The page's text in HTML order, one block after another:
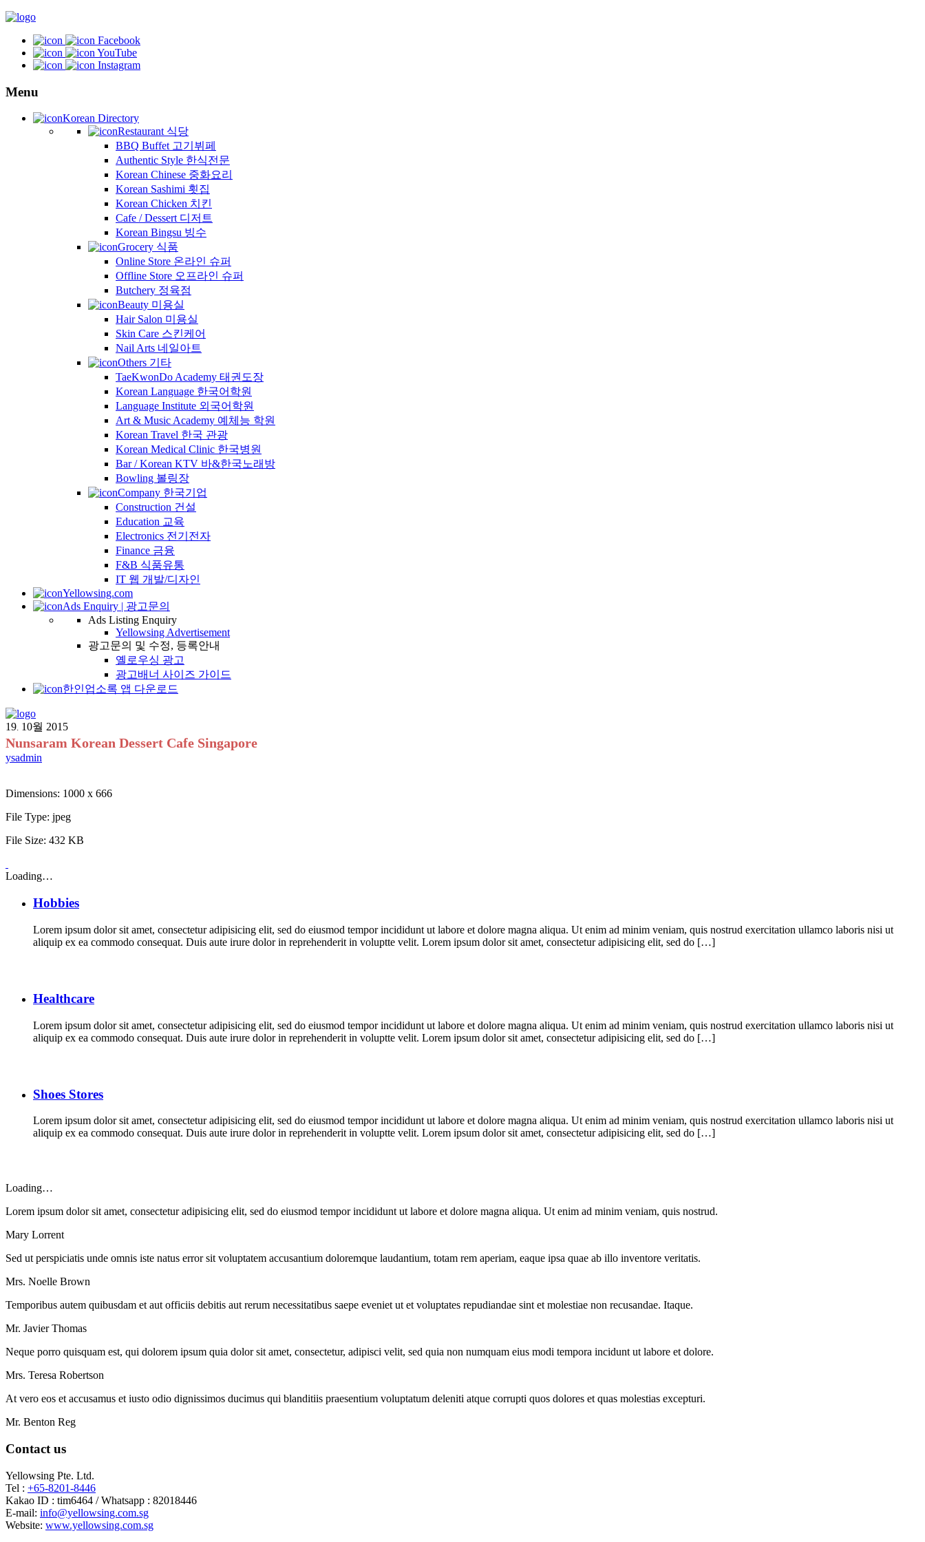
Facebook
YouTube
Instagram
Menu
Korean Directory
Restaurant 식당
BBQ Buffet 고기뷔페
Authentic Style 한식전문
Korean Chinese 중화요리
Korean Sashimi 횟집
Korean Chicken 치킨
Cafe / Dessert 디저트
Korean Bingsu 빙수
Grocery 식품
Online Store 온라인 슈퍼
Offline Store 오프라인 슈퍼
Butchery 정육점
Beauty 미용실
Hair Salon 미용실
Skin Care 스킨케어
Nail Arts 네일아트
Others 기타
TaeKwonDo Academy 태권도장
Korean Language 한국어학원
Language Institute 외국어학원
Art & Music Academy 예체능 학원
Korean Travel 한국 관광
Korean Medical Clinic 한국병원
Bar / Korean KTV 바&한국노래방
Bowling 볼링장
Company 한국기업
Construction 건설
Education 교육
Electronics 전기전자
Finance 금융
F&B 식품유통
IT 웹 개발/디자인
Yellowsing.com
Ads Enquiry | 광고문의
Ads Listing Enquiry
Yellowsing Advertisement
광고문의 및 수정, 등록안내
옐로우싱 광고
광고배너 사이즈 가이드
한인업소록 앱 다운로드
19. 10월 2015
Nunsaram Korean Dessert Cafe Singapore
ysadmin
Dimensions: 1000 x 666
File Type: jpeg
File Size: 432 KB
Loading…
Hobbies
Lorem ipsum dolor sit amet, consectetur adipisicing elit, sed do eiusmod tempor incididunt ut labore et dolore magna aliqua. Ut enim ad minim veniam, quis nostrud exercitation ullamco laboris nisi ut
aliquip ex ea commodo consequat. Duis aute irure dolor in reprehenderit in voluptte velit. Lorem ipsum dolor sit amet, consectetur adipisicing elit, sed do […]
Healthcare
Lorem ipsum dolor sit amet, consectetur adipisicing elit, sed do eiusmod tempor incididunt ut labore et dolore magna aliqua. Ut enim ad minim veniam, quis nostrud exercitation ullamco laboris nisi ut
aliquip ex ea commodo consequat. Duis aute irure dolor in reprehenderit in voluptte velit. Lorem ipsum dolor sit amet, consectetur adipisicing elit, sed do […]
Shoes Stores
Lorem ipsum dolor sit amet, consectetur adipisicing elit, sed do eiusmod tempor incididunt ut labore et dolore magna aliqua. Ut enim ad minim veniam, quis nostrud exercitation ullamco laboris nisi ut
aliquip ex ea commodo consequat. Duis aute irure dolor in reprehenderit in voluptte velit. Lorem ipsum dolor sit amet, consectetur adipisicing elit, sed do […]
Loading…
Lorem ipsum dolor sit amet, consectetur adipisicing elit, sed do eiusmod tempor incididunt ut labore et dolore magna aliqua. Ut enim ad minim veniam, quis nostrud.
Mary Lorrent
Sed ut perspiciatis unde omnis iste natus error sit voluptatem accusantium doloremque laudantium, totam rem aperiam, eaque ipsa quae ab illo inventore veritatis.
Mrs. Noelle Brown
Temporibus autem quibusdam et aut officiis debitis aut rerum necessitatibus saepe eveniet ut et voluptates repudiandae sint et molestiae non recusandae. Itaque.
Mr. Javier Thomas
Neque porro quisquam est, qui dolorem ipsum quia dolor sit amet, consectetur, adipisci velit, sed quia non numquam eius modi tempora incidunt ut labore et dolore.
Mrs. Teresa Robertson
At vero eos et accusamus et iusto odio dignissimos ducimus qui blanditiis praesentium voluptatum deleniti atque corrupti quos dolores et quas molestias excepturi.
Mr. Benton Reg
Contact us
Yellowsing Pte. Ltd.
Tel : +65-8201-8446
Kakao ID : tim6464 / Whatsapp : 82018446
E-mail: info@yellowsing.com.sg
Website: www.yellowsing.com.sg